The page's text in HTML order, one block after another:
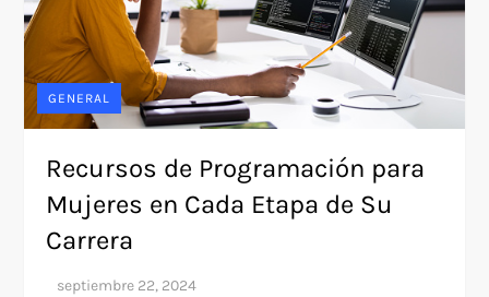
GENERAL
Recursos de Programación para
Mujeres en Cada Etapa de Su
Carrera